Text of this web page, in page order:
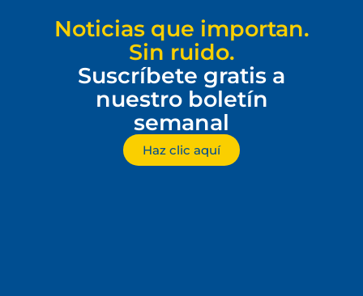
Noticias que importan.
Sin ruido.
Suscríbete gratis a
nuestro boletín
semanal
Haz clic aquí